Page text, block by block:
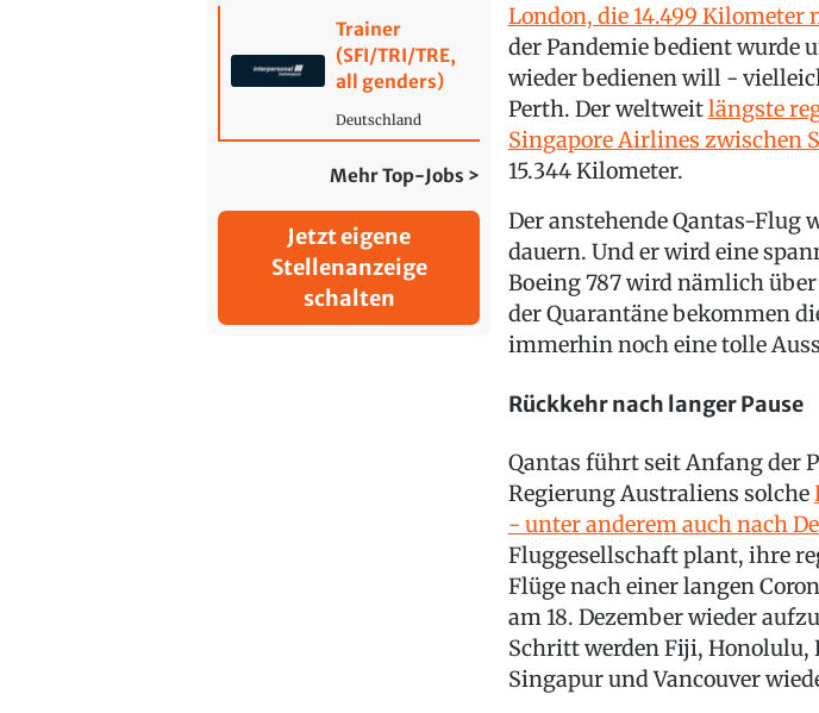
Trainer
(SFI/TRI/TRE,
all genders)
Deutschland
Mehr Top-Jobs >
Jetzt eigene
Stellenanzeige
schalten
London, die 14.499 Kilometer
der Pandemie bedient wurde
wieder bedienen will -
Perth. Der weltweitlängste
Singapore Airlines zwischen
15.344 Kilometer.
Der anstehende Qantas-Flug
dauern. Und er wird eine
Boeing 787 wird nämlich
der Quarantäne bekommen
immerhin noch eine tolle
Rückkehr nach langer Pause
Qantas führt seit Anfang der
Regierung Australiens solche
- unter anderem auch nach
Fluggesellschaft plant, ihre
Flüge nach einer langen
am 18. Dezember wieder
Schritt werden Fiji, Honolulu,
Singapur und Vancouver